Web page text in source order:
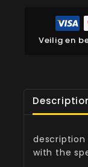
Veilig en
description
with the